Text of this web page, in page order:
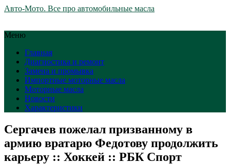
Авто-Мото. Все про автомобильные масла
Меню
Главная
Диагностика и ремонт
Замена и промывка
Импортные моторные масла
Моторные масла
Новости
Характеристики
Сергачев пожелал призванному в
армию вратарю Федотову продолжить
карьеру :: Хоккей :: РБК Спорт